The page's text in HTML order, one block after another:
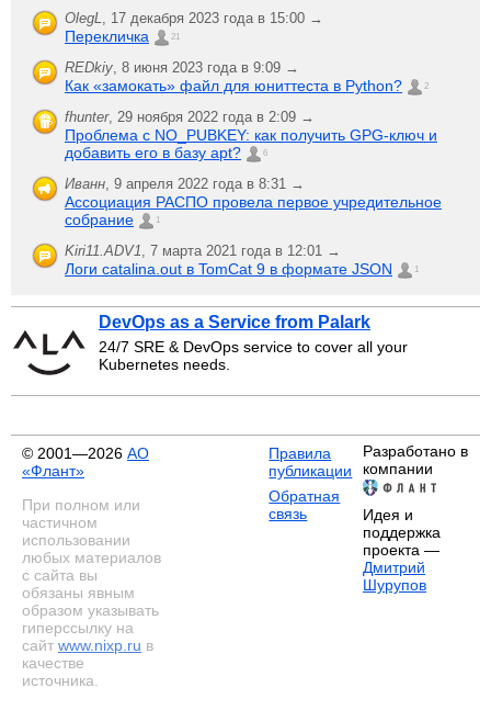
OlegL, 17 декабря 2023 года в 15:00 →
Перекличка 21
REDkiy, 8 июня 2023 года в 9:09 →
Как «замокать» файл для юниттеста в Python? 2
fhunter, 29 ноября 2022 года в 2:09 →
Проблема с NO_PUBKEY: как получить GPG-ключ и
добавить его в базу apt?
6
Иванн, 9 апреля 2022 года в 8:31 →
Ассоциация РАСПО провела первое учредительное
собрание
1
Kiri11.ADV1, 7 марта 2021 года в 12:01 →
Логи catalina.out в TomCat 9 в формате JSON 1
DevOps as a Service from Palark
24/7 SRE & DevOps service to cover all your
Kubernetes needs.
© 2001—2026 АО
«Флант»
При полном или
частичном
использовании
любых материалов
с сайта вы
обязаны явным
образом указывать
гиперссылку на
сайт www.nixp.ru в
качестве
источника.
Правила
публикации
Обратная
связь
Разработано в
компании
Идея и
поддержка
проекта —
Дмитрий
Шурупов